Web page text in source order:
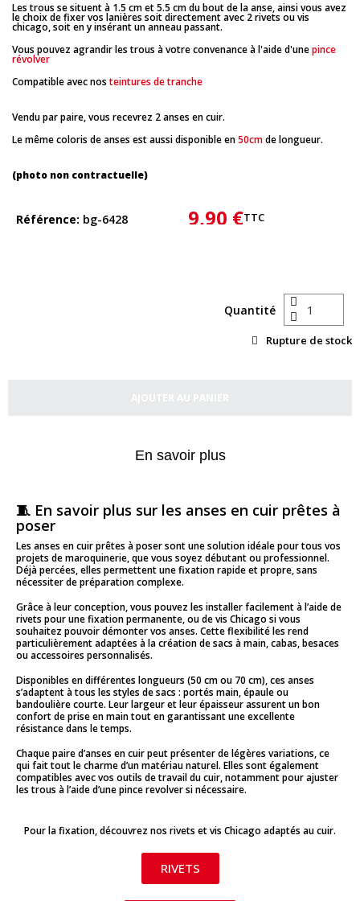
Les trous se situent à 1.5 cm et 5.5 cm du bout de la anse, ainsi vous avez
le choix de fixer vos lanières soit directement avec 2 rivets ou vis
chicago, soit en y insérant un anneau passant.
Vous pouvez agrandir les trous à votre convenance à l'aide d'unepince
révolver
Compatible avec nosteintures de tranche
Vendu par paire, vous recevrez 2 anses en cuir.
Le même coloris de anses est aussi disponible en50cmde longueur.
(photo non contractuelle)
Référence bg-6428 9,90 €TTC
Quantité
Rupture de stock
En savoir plus
🧵 En savoir plus sur les anses en cuir prêtes à
poser
Les anses en cuir prêtes à poser sont une solution idéale pour tous vos
projets de maroquinerie, que vous soyez débutant ou professionnel.
Déjà percées, elles permettent une fixation rapide et propre, sans
nécessiter de préparation complexe.
Grâce à leur conception, vous pouvez les installer facilement à l’aide de
rivets pour une fixation permanente, ou de vis Chicago si vous
souhaitez pouvoir démonter vos anses. Cette flexibilité les rend
particulièrement adaptées à la création de sacs à main, cabas, besaces
ou accessoires personnalisés.
Disponibles en différentes longueurs (50 cm ou 70 cm), ces anses
s’adaptent à tous les styles de sacs : portés main, épaule ou
bandoulière courte. Leur largeur et leur épaisseur assurent un bon
confort de prise en main tout en garantissant une excellente
résistance dans le temps.
Chaque paire d’anses en cuir peut présenter de légères variations, ce
qui fait tout le charme d’un matériau naturel. Elles sont également
compatibles avec vos outils de travail du cuir, notamment pour ajuster
les trous à l’aide d’une pince revolver si nécessaire.
Pour la fixation, découvrez nos rivets et vis Chicago adaptés au cuir.
RIVETS